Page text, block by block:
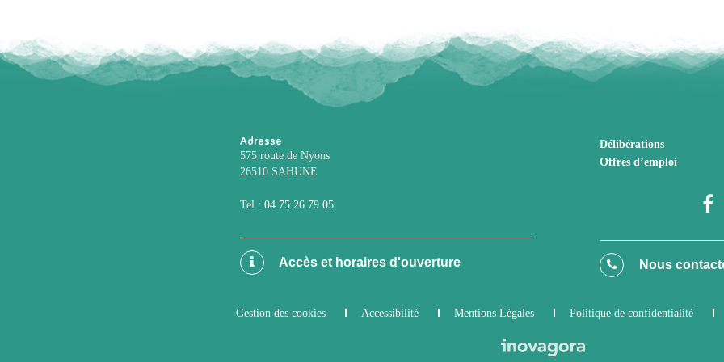
Adresse
575 route de Nyons
26510 SAHUNE
Tel : 04 75 26 79 05
Accès et horaires d'ouverture
Délibérations
Offres d’emploi
Nous
Gestion des cookies Accessibilité Mentions Légales Politique de confidentialité